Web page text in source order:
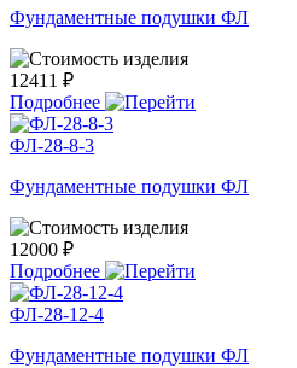
Фундаментные подушки ФЛ
12411 ₽
Подробнее
ФЛ-28-8-3
Фундаментные подушки ФЛ
12000 ₽
Подробнее
ФЛ-28-12-4
Фундаментные подушки ФЛ